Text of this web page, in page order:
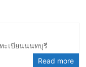
ะเบียนนนทบุรี
Read more